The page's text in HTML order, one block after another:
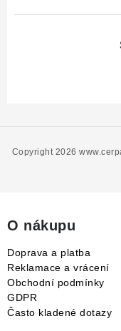
Copyright 2026
O nákupu
Doprava a platba
Reklamace a vrácení
Obchodní podmínky
GDPR
Často kladené dotazy